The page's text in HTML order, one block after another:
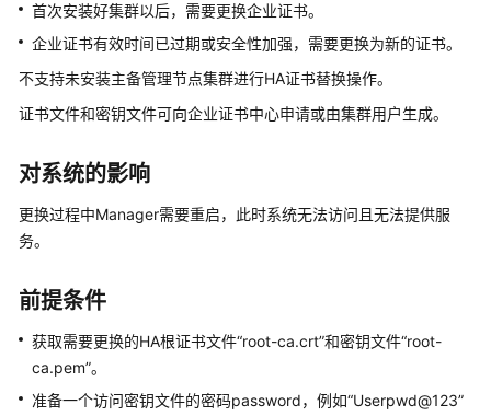
告
产
介
费
快
速
入
首次安装好集群以后，需要更换企业证书。
企业证书有效时间已过期或安全性加强，需要更换为新的证书。
不支持未安装主备管理节点集群进行HA证书替换操作。
证书文件和密钥文件可向企业证书中心申请或由集群用户生成。
对系统的影响
更换过程中Manager需要重启，此时系统无法访问且无法提供服
务。
前提条件
获取需要更换的HA根证书文件“root-ca.crt”和密钥文件“root-
ca.pem”。
准备一个访问密钥文件的密码password，例如“Userpwd@123”